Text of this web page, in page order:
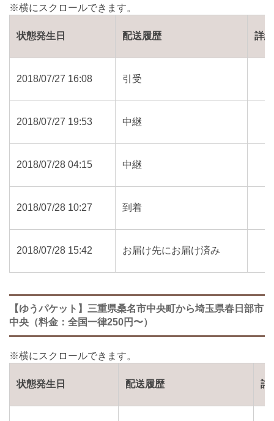
状態発生日 配送履歴 詳細
2018/07/27 16:08 引受
2018/07/27 19:53 中継
2018/07/28 04:15 中継
2018/07/28 10:27 到着
2018/07/28 15:42 お届け先にお届け済み
【ゆうパケット】三重県桑名市中央町から埼玉県春日部市
中央（料金：全国一律250円〜）
状態発生日 配送履歴 詳